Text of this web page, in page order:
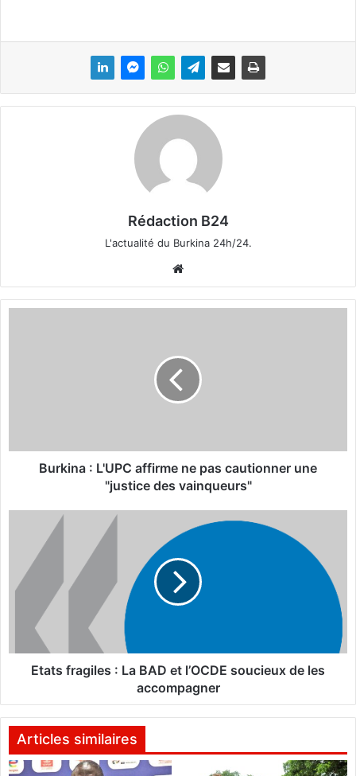
Rédaction B24
L'actualité du Burkina 24h/24.
bsi
te
L
s
u
Burkina : L'UPC affirme ne pas cautionner une
"justice des vainqueurs"
g
e
s
:
L
Etats fragiles : La BAD et l’OCDE soucieux de les
accompagner
Articles similaires